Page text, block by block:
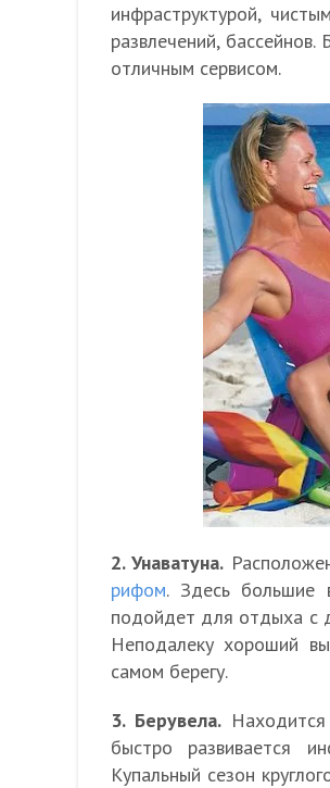
инфраструктурой,
развлечений,
отличным сервисом.
2. Унаватуна.
рифом. Здесь большие
подойдет для отдыха с
Неподалеку хороший
самом берегу.
3. Берувела.Находится
быстро развивается
Купальный сезон